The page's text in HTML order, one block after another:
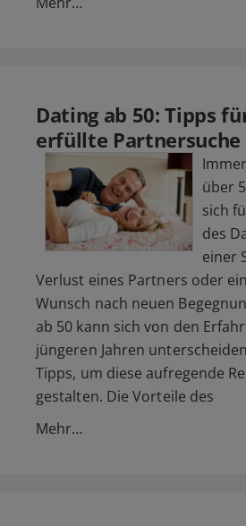
Dating ab 50: Tipps
erfüllte Partnersuche
über
sich
des
einer
Verlust eines Partners oder
Wunsch nach neuen
ab 50 kann sich von den
jüngeren Jahren
Tipps, um diese aufregende
gestalten. Die Vorteile des
Mehr…